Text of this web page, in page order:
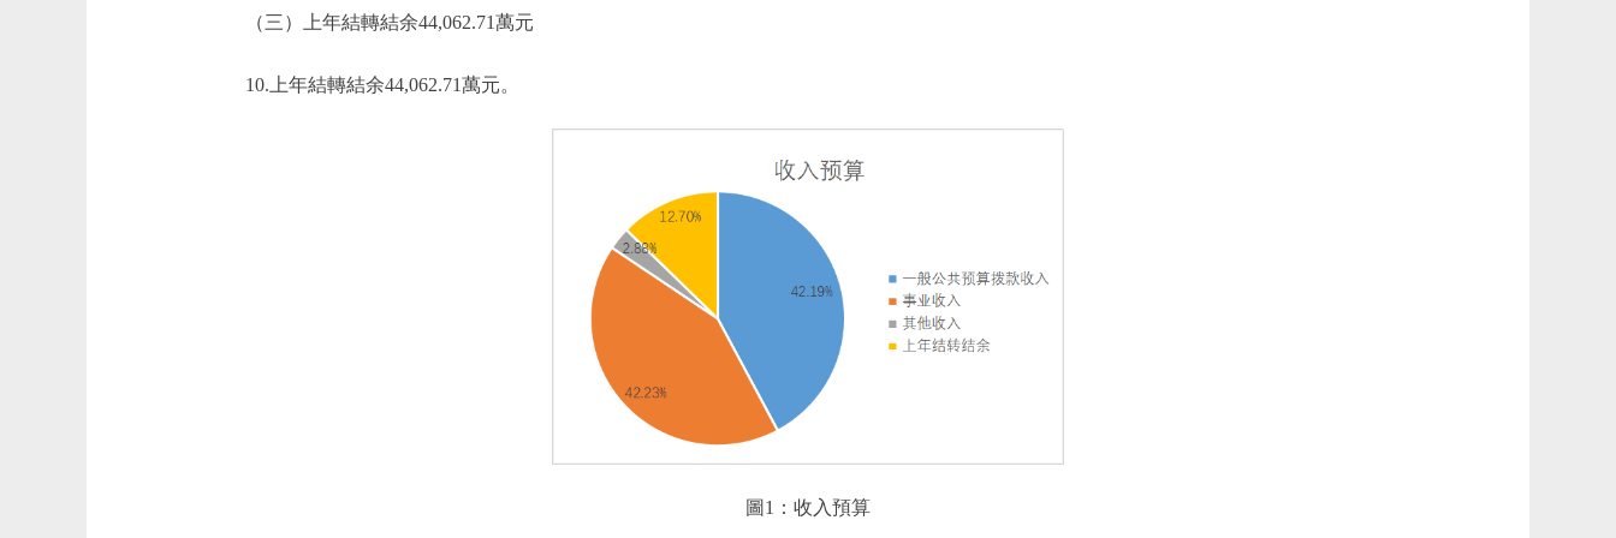
（三）上年結轉結余44,062.71萬元
10.上年結轉結余44,062.71萬元。
圖1：收入預算